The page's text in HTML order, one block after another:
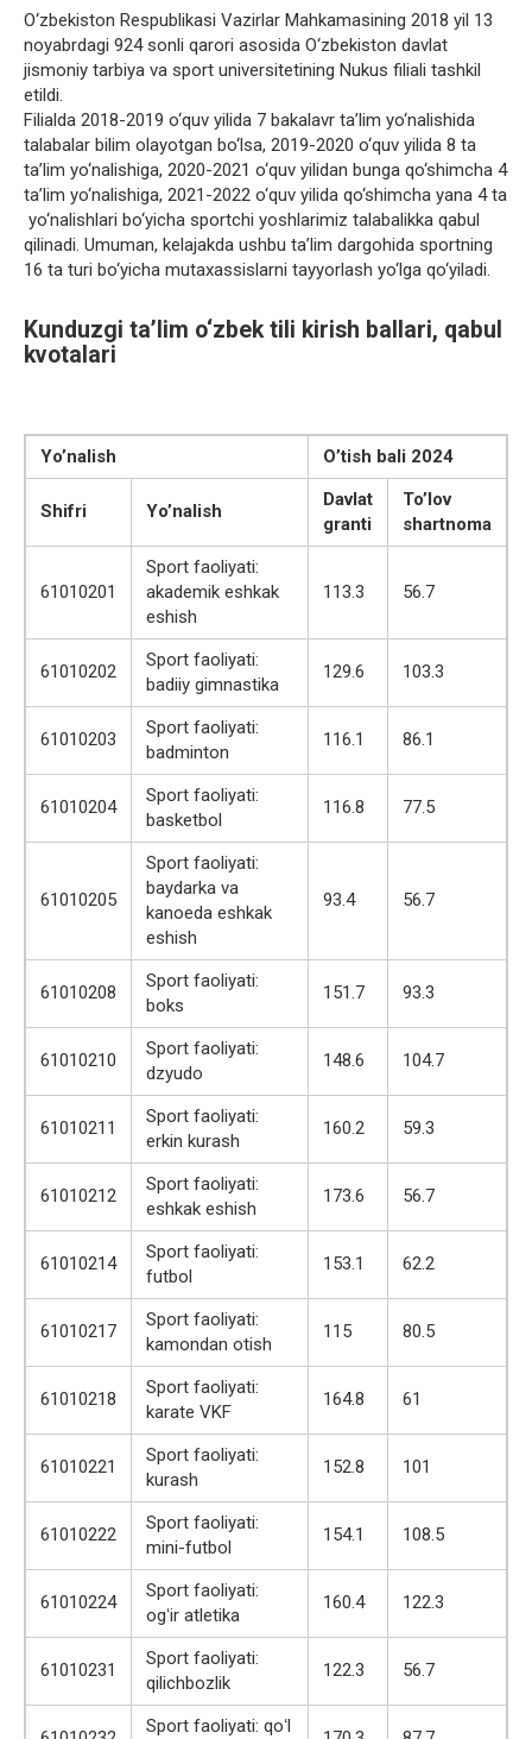
O‘zbekiston Respublikasi Vazirlar Mahkamasining 2018 yil 13
noyabrdagi 924 sonli qarori asosida O‘zbekiston davlat
jismoniy tarbiya va sport universitetining Nukus filiali tashkil
etildi.
Filialda 2018-2019 o‘quv yilida 7 bakalavr ta’lim yo‘nalishida
talabalar bilim olayotgan bo‘lsa, 2019-2020 o‘quv yilida 8 ta
ta’lim yo‘nalishiga, 2020-2021 o‘quv yilidan bunga qo‘shimcha 4
ta’lim yo‘nalishiga, 2021-2022 o‘quv yilida qo‘shimcha yana 4 ta
yo‘nalishlari bo‘yicha sportchi yoshlarimiz talabalikka qabul
qilinadi. Umuman, kelajakda ushbu ta’lim dargohida sportning
16 ta turi bo‘yicha mutaxassislarni tayyorlash yo‘lga qo‘yiladi.
Kunduzgi ta’lim o‘zbek tili kirish ballari, qabul
kvotalari
Yo’nalish O’tish bali 2024
Shifri Yo’nalish
Davlat
granti
To’lov
shartnoma
61010201
Sport faoliyati:
akademik eshkak
eshish
113.3 56.7
61010202
Sport faoliyati:
badiiy gimnastika
129.6 103.3
61010203
Sport faoliyati:
badminton
116.1 86.1
61010204
Sport faoliyati:
basketbol
116.8 77.5
61010205
Sport faoliyati:
baydarka va
kanoeda eshkak
eshish
93.4 56.7
61010208
Sport faoliyati:
boks
151.7 93.3
61010210
Sport faoliyati:
dzyudo
148.6 104.7
61010211
Sport faoliyati:
erkin kurash
160.2 59.3
61010212
Sport faoliyati:
eshkak eshish
173.6 56.7
61010214
Sport faoliyati:
futbol
153.1 62.2
61010217
Sport faoliyati:
kamondan otish
115 80.5
61010218
Sport faoliyati:
karate VKF
164.8 61
61010221
Sport faoliyati:
kurash
152.8 101
61010222
Sport faoliyati:
mini-futbol
154.1 108.5
61010224
Sport faoliyati:
ogʻir atletika
160.4 122.3
61010231
Sport faoliyati:
qilichbozlik
122.3 56.7
Sport faoliyati: qoʻl